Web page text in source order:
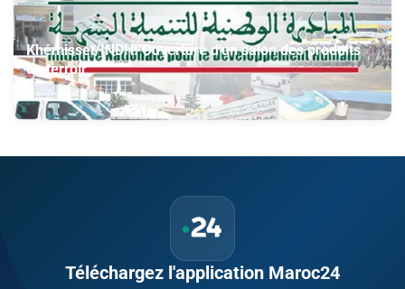
Khémisset/INDH: Ouverture d'un salon des produits
du terroir
8 août 2026 à 18:15
Téléchargez l'application Maroc24